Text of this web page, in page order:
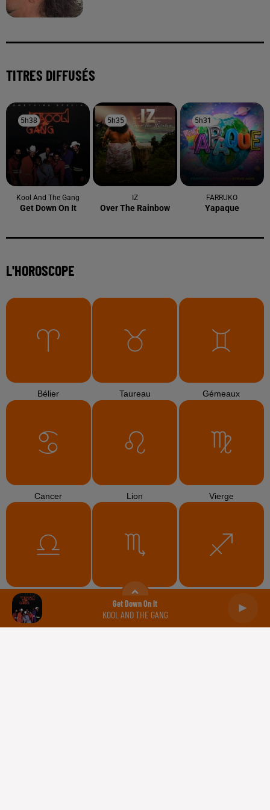
Get Down On It
KOOL AND THE GANG
TITRES DIFFUSÉS
5h38
5h38
Kool And The Gang
Get Down On It
5h35
5h35
IZ
Over The Rainbow
5h31
5h31
FARRUKO
Yapaque
L'HOROSCOPE
Bélier Taureau Gémeaux
Cancer Lion Vierge
Balance Scorpion